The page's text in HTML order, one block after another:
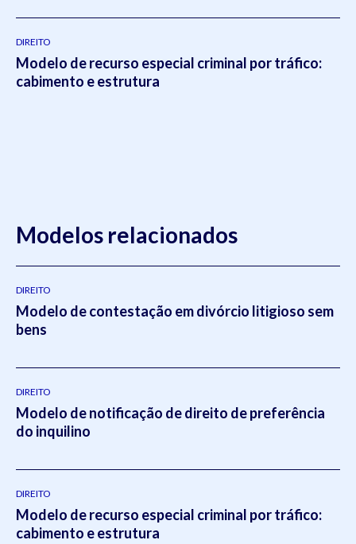
DIREITO
Modelo de recurso especial criminal por tráfico:
cabimento e estrutura
Modelos relacionados
DIREITO
Modelo de contestação em divórcio litigioso sem
bens
DIREITO
Modelo de notificação de direito de preferência
do inquilino
DIREITO
Modelo de recurso especial criminal por tráfico:
cabimento e estrutura